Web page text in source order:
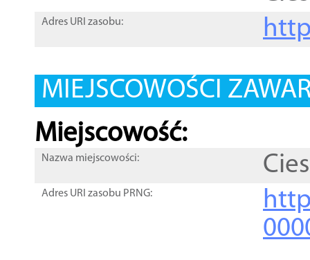
Adres URI zasobu:
MIEJSCOWOŚCI
Miejscowość:
Nazwa miejscowości:
Adres URI zasobu PRNG: